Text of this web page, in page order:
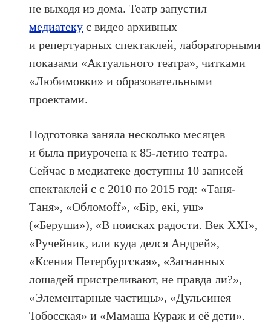
не выходя из дома. Театр запустил
медиатеку с видео архивных
и репертуарных спектаклей, лабораторными
показами «Актуального театра», читками
«Любимовки» и образовательными
проектами.
Подготовка заняла несколько месяцев
и была приурочена к 85-летию театра.
Сейчас в медиатеке доступны 10 записей
спектаклей с с 2010 по 2015 год: «Таня-
Таня», «Обломoff», «Бiр, екi, уш»
(«Беруши»), «В поисках радости. Век XXI»,
«Ручейник, или куда делся Андрей»,
«Ксения Петербургская», «Загнанных
лошадей пристреливают, не правда ли?»,
«Элементарные частицы», «Дульсинея
Тобосская» и «Мамаша Кураж и её дети».